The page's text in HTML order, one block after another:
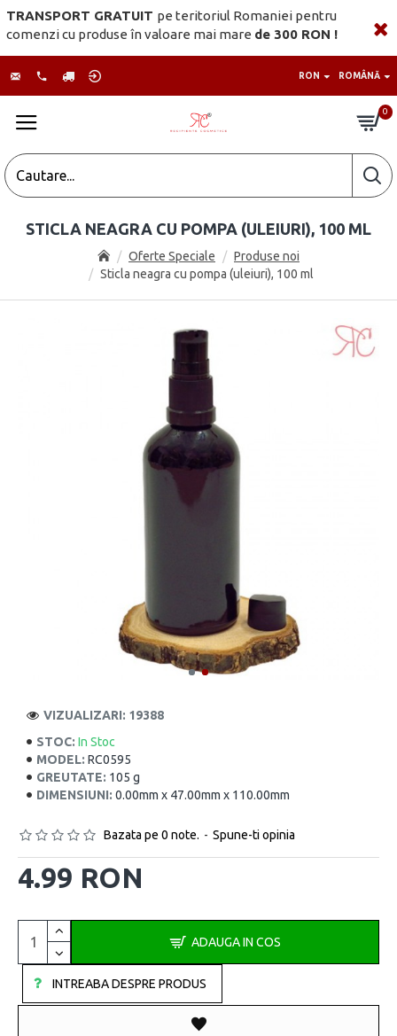
TRANSPORT GRATUIT pe teritoriul Romaniei pentru
comenzi cu produse în valoare mai mare de 300 RON !
RON ROMÂNĂ
0
Oferte Speciale
Produse noi
Sticla neagra cu pompa (uleiuri), 100 ml
STICLA NEAGRA CU POMPA (ULEIURI), 100 ML
STOC: In Stoc
MODEL: RC0595
GREUTATE: 105 g
DIMENSIUNI: 0.00mm x 47.00mm x 110.00mm
VIZUALIZARI: 19388
Bazata pe 0 note. - Spune-ti opinia
4.99 RON
ADAUGA IN COS
INTREABA DESPRE PRODUS